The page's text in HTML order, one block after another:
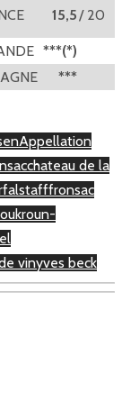
15,5/ 20
***(*)
***
Appellation
chateau de la
falstafffronsac
vinyves beck